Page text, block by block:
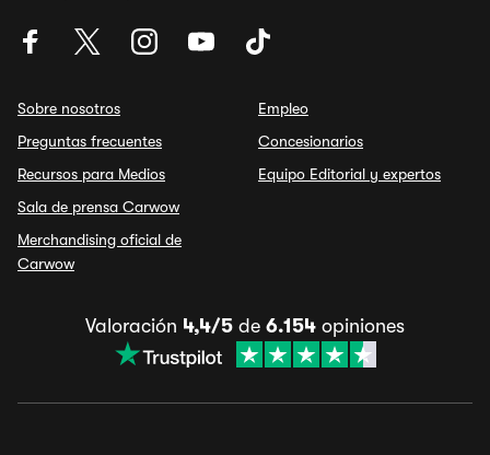
Sobre nosotros
Preguntas frecuentes
Recursos para Medios
Sala de prensa Carwow
Merchandising oficial de
Carwow
Empleo
Concesionarios
Equipo Editorial y expertos
Valoración 4,4/5 de 6.154 opiniones